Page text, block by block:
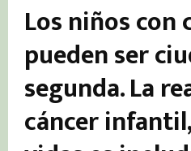
Los niños con
pueden ser
segunda. La
cáncer